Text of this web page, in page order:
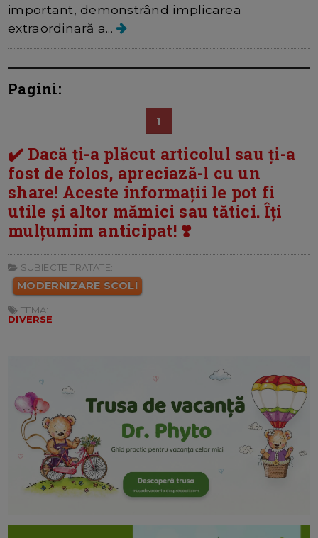
important, demonstrând implicarea
extraordinară a...
Pagini:
1
✔️ Dacă ți-a plăcut articolul sau ți-a
fost de folos, apreciază-l cu un
share! Aceste informații le pot fi
utile și altor mămici sau tătici. Îți
mulțumim anticipat! ❣️
SUBIECTE TRATATE:
MODERNIZARE SCOLI
TEMA:
DIVERSE